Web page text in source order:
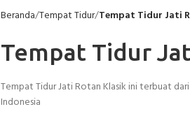
Beranda Tempat Tidur Tempat Tidur Jati
Tempat Tidur
Tempat Tidur Jati Rotan Klasik ini terbuat
Indonesia